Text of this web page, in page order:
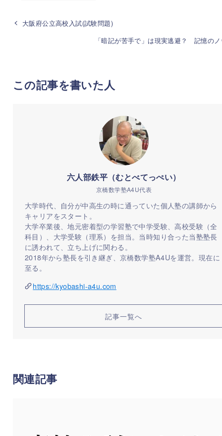
大阪府公立高校入試(試験問題)
「暗記が苦手で」は現実逃避？ 記憶の
この記事を書いた人
六人部鉄平（むとべてっぺい）
京橋数学塾A4U代表
大学時代、自分が中高生の時に通っていた個人塾の講師から
キャリアをスタート。
大学卒業後、地元密着型の学習塾で中学受験、高校受験（全
科目）、大学受験（理系）を担当。当時知り合った当塾塾長
に誘われて、立ち上げに関わる。
2018年から塾長を引き継ぎ、京橋数学塾A4Uを運営。現在に
至る。
https://kyobashi-a4u.com
記事一覧へ
関連記事